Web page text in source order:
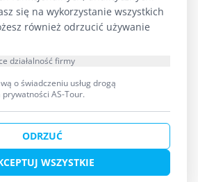
(pasta)– tubka
do rąk. Odrywasz
haczyk i zarzucasz. Nie
w luku.
w styropianowym pudełku –
do końca spływu.
na koniec przygotowań:cały
się na wykorzystanie wszystkich
również odrzucić używanie
działalność firmy
o świadczeniu usług drogą
prywatności AS-Tour.
ODRZUĆ
WSZYSTKIE